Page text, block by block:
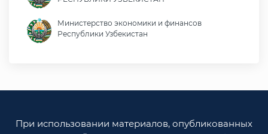
Министерство экономики и финансов
Республики Узбекистан
Законодательная палата Олий Мажлиса
Министерство юстиции Республики
При использовании материалов, опубликованных